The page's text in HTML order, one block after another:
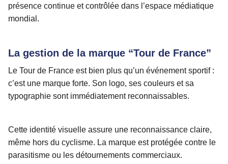
présence continue et contrôlée dans l’espace médiatique
mondial.
La gestion de la marque “Tour de France”
Le Tour de France est bien plus qu’un événement sportif :
c’est une marque forte. Son logo, ses couleurs et sa
typographie sont immédiatement reconnaissables.
Cette identité visuelle assure une reconnaissance claire,
même hors du cyclisme. La marque est protégée contre le
parasitisme ou les détournements commerciaux.